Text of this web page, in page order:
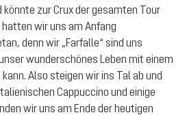
könnte zur Crux der gesamten Tour
wir uns am Anfang
denn wir „Farfalle“ sind uns
wunderschönes Leben mit einem
Also steigen wir ins Tal ab und
Cappuccino und einige
wir uns am Ende der heutigen